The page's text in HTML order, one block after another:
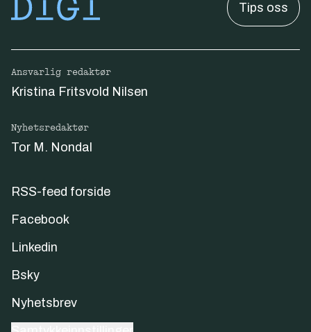
Tips oss
Ansvarlig redaktør
Kristina Fritsvold Nilsen
Nyhetsredaktør
Tor M. Nondal
RSS-feed forside
Facebook
Linkedin
Bsky
Nyhetsbrev